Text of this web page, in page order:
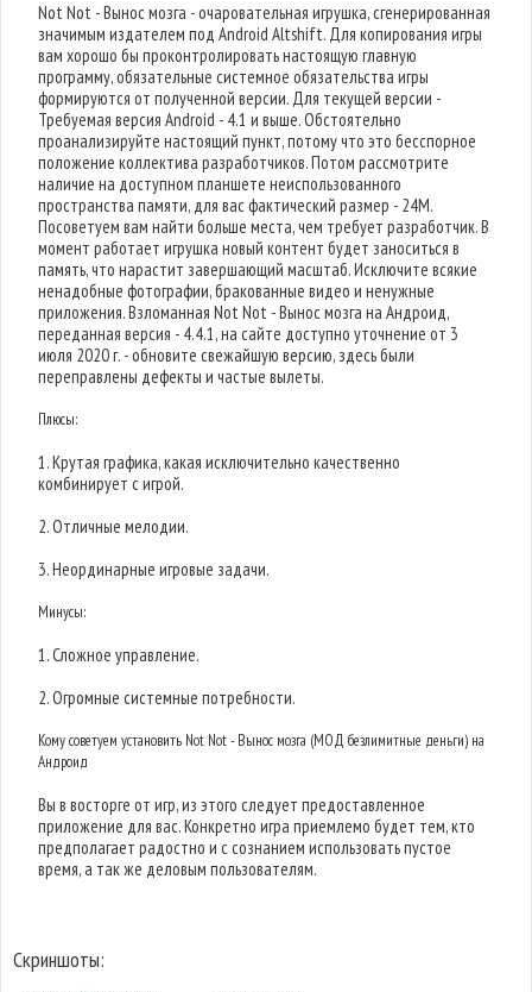
Not Not - Вынос мозга - очаровательная игрушка, сгенерированная
значимым издателем под Android Altshift. Для копирования игры
вам хорошо бы проконтролировать настоящую главную
программу, обязательные системное обязательства игры
формируются от полученной версии. Для текущей версии -
Требуемая версия Android - 4.1 и выше. Обстоятельно
проанализируйте настоящий пункт, потому что это бесспорное
положение коллектива разработчиков. Потом рассмотрите
наличие на доступном планшете неиспользованного
пространства памяти, для вас фактический размер - 24M.
Посоветуем вам найти больше места, чем требует разработчик. В
момент работает игрушка новый контент будет заноситься в
память, что нарастит завершающий масштаб. Исключите всякие
ненадобные фотографии, бракованные видео и ненужные
приложения. Взломанная Not Not - Вынос мозга на Андроид,
переданная версия - 4.4.1, на сайте доступно уточнение от 3
июля 2020 г. - обновите свежайшую версию, здесь были
переправлены дефекты и частые вылеты.
Плюсы:
1. Крутая графика, какая исключительно качественно
комбинирует с игрой.
2. Отличные мелодии.
3. Неординарные игровые задачи.
Минусы:
1. Сложное управление.
2. Огромные системные потребности.
Кому советуем установить Not Not - Вынос мозга (МОД безлимитные деньги) на
Андроид
Вы в восторге от игр, из этого следует предоставленное
приложение для вас. Конкретно игра приемлемо будет тем, кто
предполагает радостно и с сознанием использовать пустое
время, а так же деловым пользователям.
Скриншоты: